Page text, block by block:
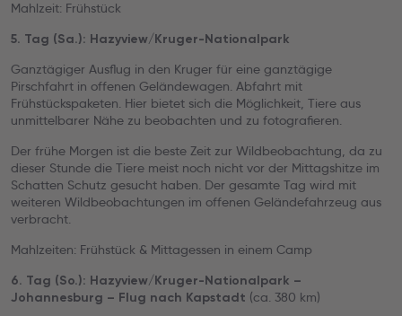
Mahlzeit: Frühstück
5. Tag (Sa.): Hazyview/Kruger-Nationalpark
Ganztägiger Ausflug in den Kruger für eine ganztägige
Pirschfahrt in offenen Geländewagen. Abfahrt mit
Frühstückspaketen. Hier bietet sich die Möglichkeit, Tiere aus
unmittelbarer Nähe zu beobachten und zu fotografieren.
Der frühe Morgen ist die beste Zeit zur Wildbeobachtung, da zu
dieser Stunde die Tiere meist noch nicht vor der Mittagshitze im
Schatten Schutz gesucht haben. Der gesamte Tag wird mit
weiteren Wildbeobachtungen im offenen Geländefahrzeug aus
verbracht.
Mahlzeiten: Frühstück & Mittagessen in einem Camp
6. Tag (So.): Hazyview/Kruger-Nationalpark –
Johannesburg – Flug nach Kapstadt (ca. 380 km)